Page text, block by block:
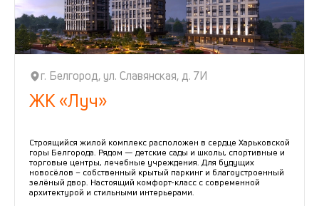
г. Белгород, ул. Славянская, д. 7И
ЖК «Луч»
Строящийся жилой комплекс расположен в сердце Харьковской
горы Белгорода. Рядом — детские сады и школы, спортивные и
торговые центры, лечебные учреждения. Для будущих
новосёлов – собственный крытый паркинг и благоустроенный
зелёный двор. Настоящий комфорт-класс с современной
архитектурой и стильными интерьерами.